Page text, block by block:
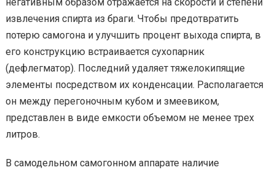
извлечения спирта из браги. Чтобы предотвратить
потерю самогона и улучшить процент выхода спирта, в
его конструкцию встраивается сухопарник
(дефлегматор). Последний удаляет тяжелокипящие
элементы посредством их конденсации. Располагается
он между перегоночным кубом и змеевиком,
представлен в виде емкости объемом не менее трех
литров.
В самодельном самогонном аппарате наличие